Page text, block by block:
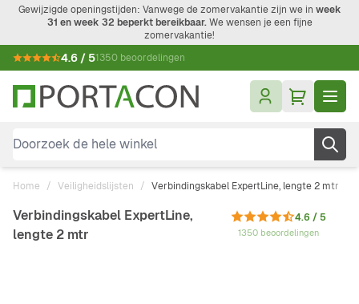
Ga naar de inhoud
Gewijzigde openingstijden: Vanwege de zomervakantie zijn we in week
31 en week 32 beperkt bereikbaar.We wensen je een fijne
zomervakantie!
4.6 / 51350 beoordelingen
Doorzoek de hele winkel
Home / Veiligheids­lijsten / Verbindingskabel ExpertLine, lengte 2 mtr
Verbindingskabel ExpertLine,
lengte 2 mtr
4.6 / 5
1350 beoordelingen